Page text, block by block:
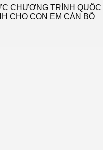
CHƯƠNG TRÌNH QUỐC
CHO CON EM CÁN BỘ